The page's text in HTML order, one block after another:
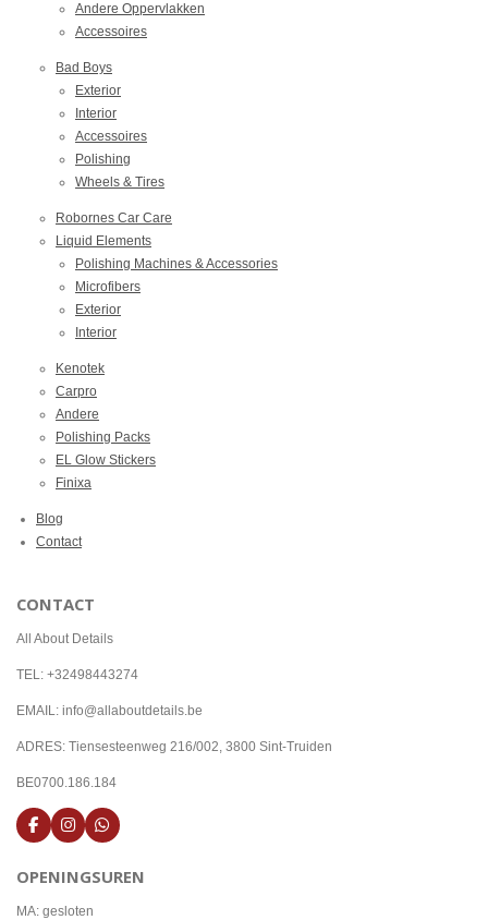
Andere Oppervlakken
Accessoires
Bad Boys
Exterior
Interior
Accessoires
Polishing
Wheels & Tires
Robornes Car Care
Liquid Elements
Polishing Machines & Accessories
Microfibers
Exterior
Interior
Kenotek
Carpro
Andere
Polishing Packs
EL Glow Stickers
Finixa
Blog
Contact
CONTACT
All About Details
TEL: +32498443274
EMAIL: info@allaboutdetails.be
ADRES: Tiensesteenweg 216/002, 3800 Sint-Truiden
BE0700.186.184
F
a
e
o
I
n
t
g
W
h
t
OPENINGSUREN
MA: gesloten